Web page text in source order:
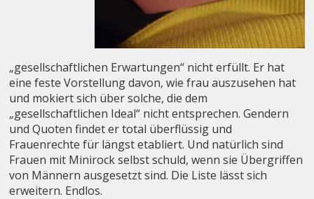
„gesellschaftlichen Erwartungen“ nicht erfüllt. Er hat
eine feste Vorstellung davon, wie frau auszusehen hat
und mokiert sich über solche, die dem
„gesellschaftlichen Ideal“ nicht entsprechen. Gendern
und Quoten findet er total überflüssig und
Frauenrechte für längst etabliert. Und natürlich sind
Frauen mit Minirock selbst schuld, wenn sie Übergriffen
von Männern ausgesetzt sind. Die Liste lässt sich
erweitern. Endlos.